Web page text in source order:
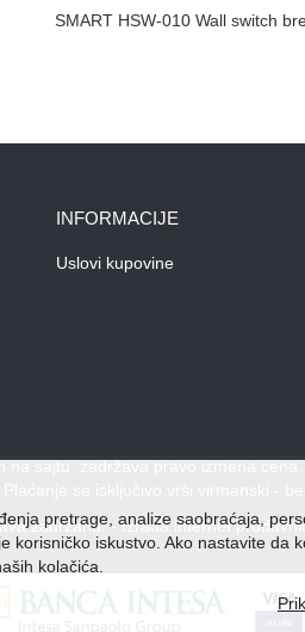
SMART HSW-010 Wall switch
INFORMACIJE
Uslovi kupovine
sajtu, zadržava pravo izmena
se isključivo vrši virmanski -
zadržana. -Izrada internet
pretrage, analize saobraćaja,
korisničko iskustvo. Ako nastavite da
kolačića.